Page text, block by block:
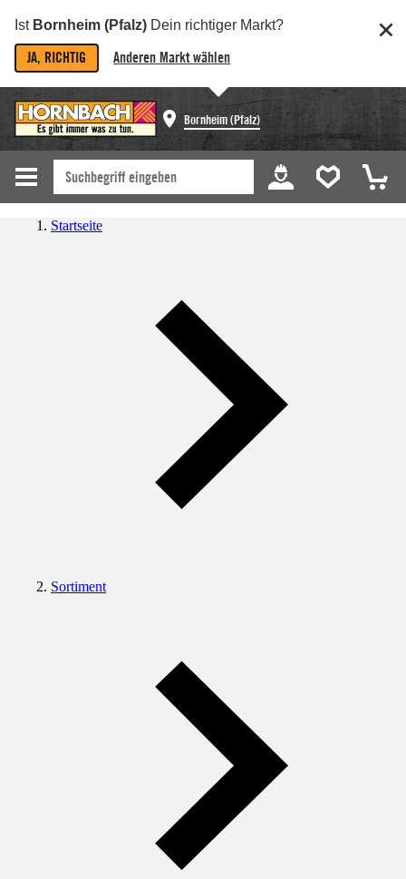
Ist Bornheim (Pfalz) Dein richtiger Markt?
JA, RICHTIG Anderen Markt wählen
Bornheim (Pfalz)
Startseite
Sortiment